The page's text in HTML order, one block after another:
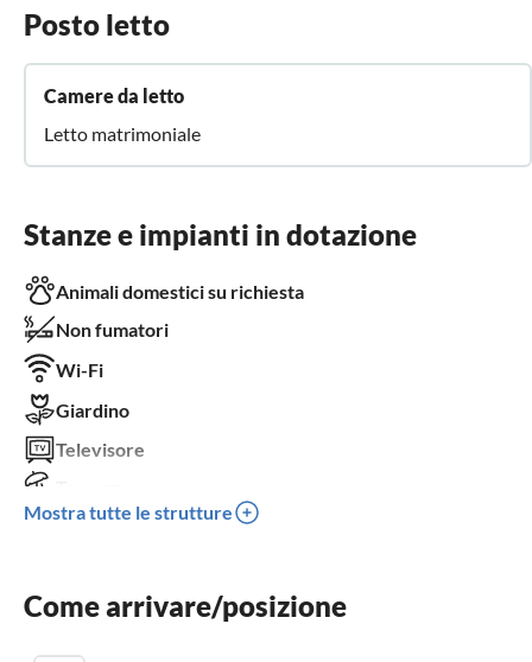
Posto letto
Camere da letto
Letto matrimoniale
Stanze e impianti in dotazione
Animali domestici su richiesta
Non fumatori
Wi-Fi
Giardino
Televisore
Posto auto
Bambini benvenuti
Mostra tutte le strutture
Come arrivare/posizione